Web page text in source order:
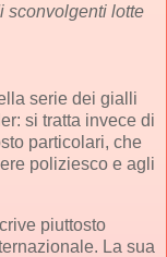
sconvolgenti lotte
serie dei gialli
si tratta invece di
particolari, che
poliziesco e agli
piuttosto
La sua